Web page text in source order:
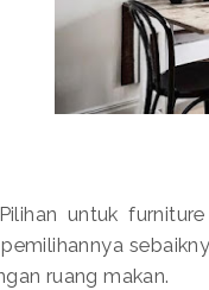
untuk
ruang makan.